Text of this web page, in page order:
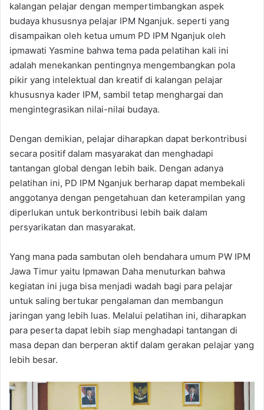
kalangan pelajar dengan mempertimbangkan aspek
budaya khususnya pelajar IPM Nganjuk. seperti yang
disampaikan oleh ketua umum PD IPM Nganjuk oleh
ipmawati Yasmine bahwa tema pada pelatihan kali ini
adalah menekankan pentingnya mengembangkan pola
pikir yang intelektual dan kreatif di kalangan pelajar
khususnya kader IPM, sambil tetap menghargai dan
mengintegrasikan nilai-nilai budaya.
Dengan demikian, pelajar diharapkan dapat berkontribusi
secara positif dalam masyarakat dan menghadapi
tantangan global dengan lebih baik. Dengan adanya
pelatihan ini, PD IPM Nganjuk berharap dapat membekali
anggotanya dengan pengetahuan dan keterampilan yang
diperlukan untuk berkontribusi lebih baik dalam
persyarikatan dan masyarakat.
Yang mana pada sambutan oleh bendahara umum PW IPM
Jawa Timur yaitu Ipmawan Daha menuturkan bahwa
kegiatan ini juga bisa menjadi wadah bagi para pelajar
untuk saling bertukar pengalaman dan membangun
jaringan yang lebih luas. Melalui pelatihan ini, diharapkan
para peserta dapat lebih siap menghadapi tantangan di
masa depan dan berperan aktif dalam gerakan pelajar yang
lebih besar.